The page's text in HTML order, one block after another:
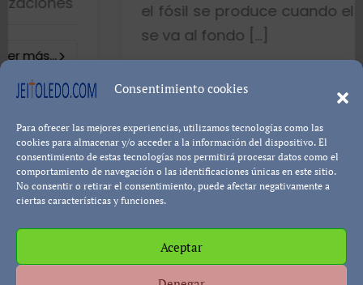
Consentimiento cookies
Para ofrecer las mejores experiencias, utilizamos tecnologías como las
cookies para almacenar y/o acceder a la información del dispositivo. El
consentimiento de estas tecnologías nos permitirá procesar datos como el
comportamiento de navegación o las identificaciones únicas en este sitio.
No consentir o retirar el consentimiento, puede afectar negativamente a
ciertas características y funciones.
Aceptar
el fósil se produce cuando el pez muere
se va al fondo […]
Pablo Blanco Leer más...